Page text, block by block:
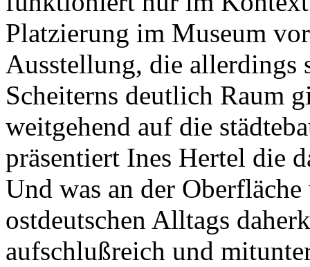
Platzierung im Museum
Ausstellung, die allerdings
Scheiterns deutlich Raum
weitgehend auf die
präsentiert Ines Hertel die
Und was an der
ostdeutschen Alltags
aufschlußreich und